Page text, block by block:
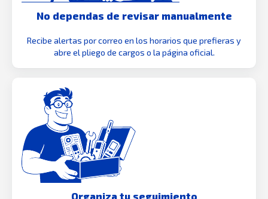
No dependas de revisar manualmente
Recibe alertas por correo en los horarios que prefieras y
abre el pliego de cargos o la página oficial.
Organiza tu seguimiento